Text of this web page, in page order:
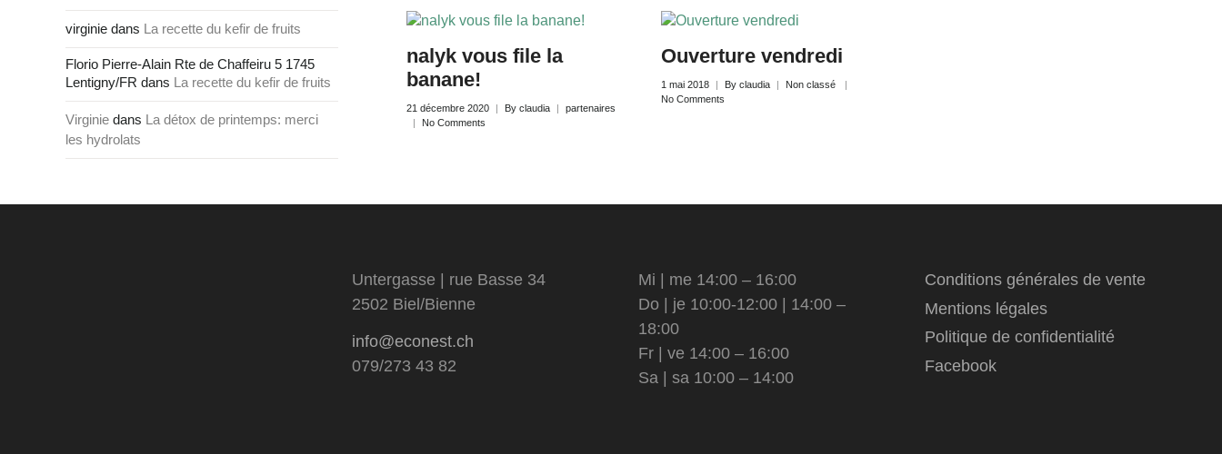
nalyk vous file la
banane!
21 décembre 2020 By claudia
partenaires
No Comments
Ouverture vendredi
1 mai 2018 By claudia
Non classé
No Comments
virginie dans La recette du kefir de fruits
Florio Pierre-Alain Rte de Chaffeiru 5 1745
Lentigny/FR dans La recette du kefir de fruits
Virginie dans La détox de printemps: merci
les hydrolats
Untergasse | rue Basse 34
2502 Biel/Bienne
info@econest.ch
079/273 43 82
Mi | me 14:00 – 16:00
Do | je 10:00-12:00 | 14:00 –
18:00
Fr | ve 14:00 – 16:00
Sa | sa 10:00 – 14:00
Conditions générales de vente
Mentions légales
Politique de confidentialité
Facebook